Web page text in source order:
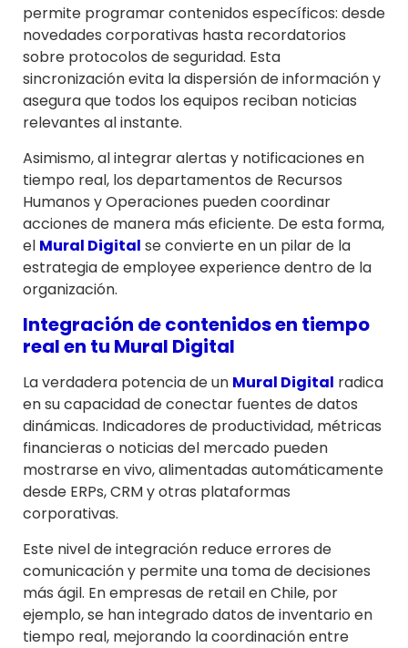
permite programar contenidos específicos: desde
novedades corporativas hasta recordatorios
sobre protocolos de seguridad. Esta
sincronización evita la dispersión de información y
asegura que todos los equipos reciban noticias
relevantes al instante.
Asimismo, al integrar alertas y notificaciones en
tiempo real, los departamentos de Recursos
Humanos y Operaciones pueden coordinar
acciones de manera más eficiente. De esta forma,
el Mural Digital se convierte en un pilar de la
estrategia de employee experience dentro de la
organización.
Integración de contenidos en tiempo
real en tu Mural Digital
La verdadera potencia de un Mural Digital radica
en su capacidad de conectar fuentes de datos
dinámicas. Indicadores de productividad, métricas
financieras o noticias del mercado pueden
mostrarse en vivo, alimentadas automáticamente
desde ERPs, CRM y otras plataformas
corporativas.
Este nivel de integración reduce errores de
comunicación y permite una toma de decisiones
más ágil. En empresas de retail en Chile, por
ejemplo, se han integrado datos de inventario en
tiempo real, mejorando la coordinación entre